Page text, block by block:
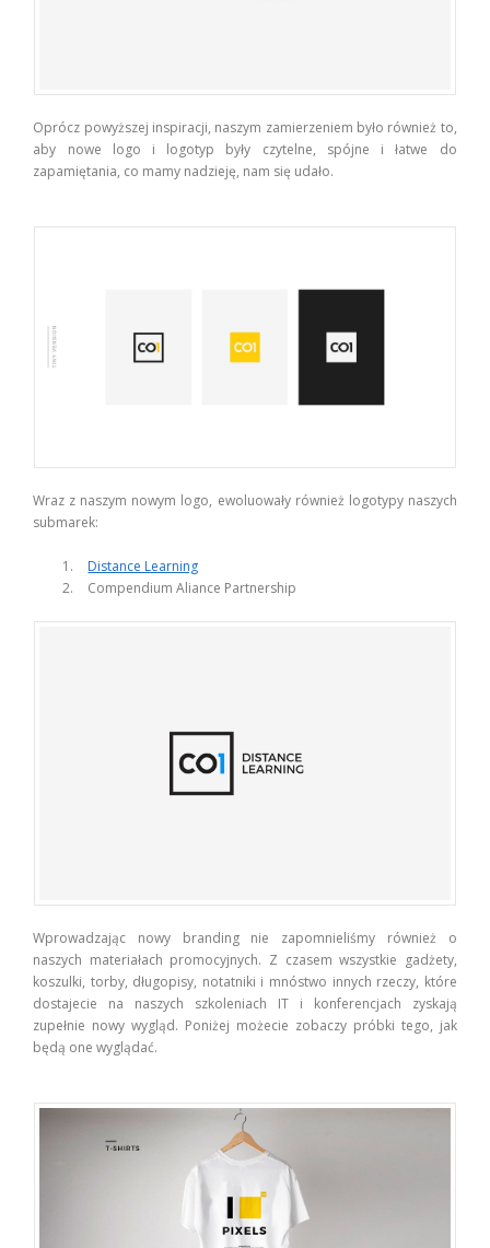
Oprócz powyższej inspiracji, naszym zamierzeniem było również to,
aby nowe logo i logotyp były czytelne, spójne i łatwe do
zapamiętania, co mamy nadzieję, nam się udało.
Wraz z naszym nowym logo, ewoluowały również logotypy naszych
submarek:
Distance Learning
Compendium Aliance Partnership
Wprowadzając nowy branding nie zapomnieliśmy również o
naszych materiałach promocyjnych. Z czasem wszystkie gadżety,
koszulki, torby, długopisy, notatniki i mnóstwo innych rzeczy, które
dostajecie na naszych szkoleniach IT i konferencjach zyskają
zupełnie nowy wygląd. Poniżej możecie zobaczy próbki tego, jak
będą one wyglądać.